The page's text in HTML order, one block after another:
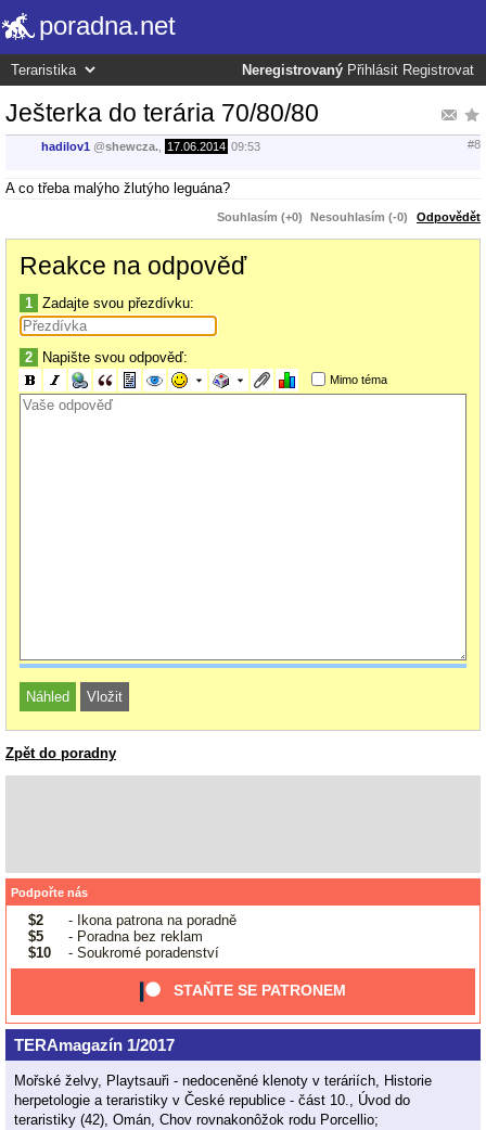
poradna.net
Neregistrovaný Přihlásit Registrovat
Ješterka do terária 70/80/80
hadilov1 @shewcza. 17.06.2014 09:53 #8
A co třeba malýho žlutýho leguána?
Souhlasím (+0) Nesouhlasím (-0) Odpovědět
Reakce na odpověď
1 Zadajte svou přezdívku:
2 Napište svou odpověď:
Mimo téma
Zpět do poradny
Podpořte nás
$2
- Ikona patrona na poradně
$5
- Poradna bez reklam
$10
- Soukromé poradenství
STAŇTE SE PATRONEM
TERAmagazín 1/2017
Mořské želvy, Playtsauři - nedoceněné klenoty v teráriích, Historie
herpetologie a teraristiky v České republice - část 10., Úvod do
teraristiky (42), Omán, Chov rovnakonôžok rodu Porcellio;